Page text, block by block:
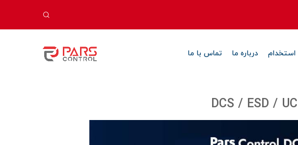
استخدام درباره ما تماس با ما